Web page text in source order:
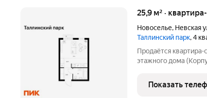
25,9 м² ·
Новоселье, Невская
Таллинский парк, 4
Продаётся
этажного дома
функциональная
Показать